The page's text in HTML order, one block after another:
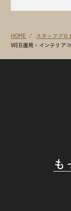
HOME
スタッフブロ
WEB運用・インテリア
も